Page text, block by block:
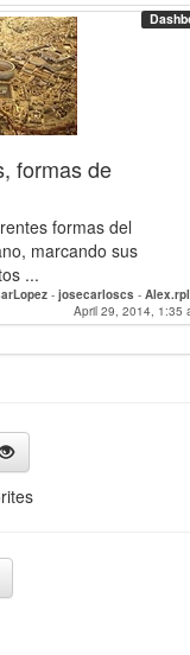
formas de
formas del
marcando sus
...
- josecarloscs -
April 29, 2014, 1:35